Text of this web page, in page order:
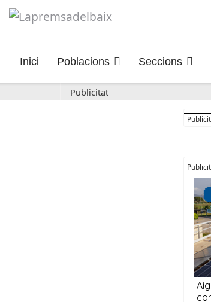
Inici Poblacions Seccions
Publicitat